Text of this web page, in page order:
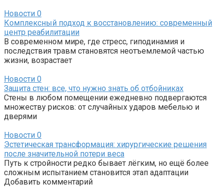
Новости 0
Комплексный подход к восстановлению: современный
центр реабилитации
В современном мире, где стресс, гиподинамия и
последствия травм становятся неотъемлемой частью
жизни, возрастает
Новости 0
Защита стен: все, что нужно знать об отбойниках
Стены в любом помещении ежедневно подвергаются
множеству рисков: от случайных ударов мебелью и
дверями
Новости 0
Эстетическая трансформация: хирургические решения
после значительной потери веса
Путь к стройности редко бывает лёгким, но ещё более
сложным испытанием становится этап адаптации
Добавить комментарий